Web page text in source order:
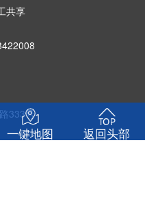
共享
333号
一键地图 返回头部